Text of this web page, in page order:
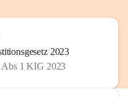
2023
Abs 1 KIG 2023